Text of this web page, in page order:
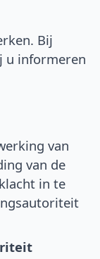
Bij
u informeren
van
van de
in te